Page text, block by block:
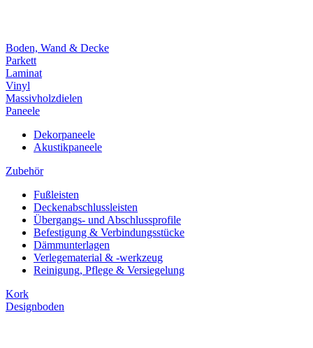
Boden, Wand & Decke
Parkett
Laminat
Vinyl
Massivholzdielen
Paneele
Dekorpaneele
Akustikpaneele
Zubehör
Fußleisten
Deckenabschlussleisten
Übergangs- und Abschlussprofile
Befestigung & Verbindungsstücke
Dämmunterlagen
Verlegematerial & -werkzeug
Reinigung, Pflege & Versiegelung
Kork
Designboden